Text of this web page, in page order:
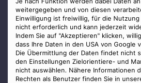
weitergegeben und von diesen
Einwilligung ist freiwillig, für die Nutzung
nicht erforderlich und kann jederzeit
Indem Sie auf "Akzeptieren" klicken,
dass Ihre Daten in den USA von Google
Die Übermittlung der Daten findet nicht
den Einstellungen Zielorientiere- und
nicht auswählen. Nähere Informationen
Rechten als Benutzer finden Sie in
Zahlungsmöglichkeiten
Staatlich